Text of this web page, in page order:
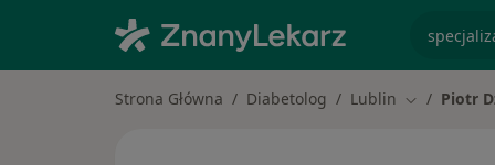
Strona Główna Diabetolog Lublin ZmieńPiotr